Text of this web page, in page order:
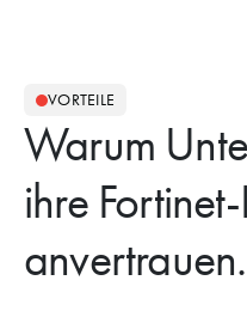
VORTEILE
Warum
ihre
anvertrauen.